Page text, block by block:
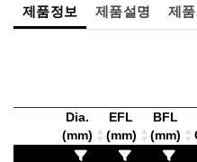
제품정보 제품설명 제
Dia.
(mm)
EFL
(mm)
BFL
(mm)